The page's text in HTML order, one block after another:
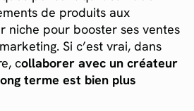
de produits aux
niche pour booster ses ventes
Si c’est vrai, dans
collaborer avec un créateur
terme est bien plus